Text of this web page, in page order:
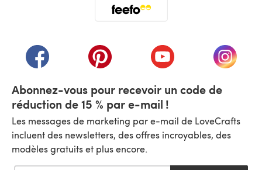
(s'ouvre dans un nouvel onglet)
(s'ouvre dans un nouvel onglet)
(s'ouvre dans un(s'ouvre
Abonnez-vous pour recevoir un code de
réduction de 15 % par e-mail !
Les messages de marketing par e-mail de LoveCrafts
incluent des newsletters, des offres incroyables, des
modèles gratuits et plus encore.